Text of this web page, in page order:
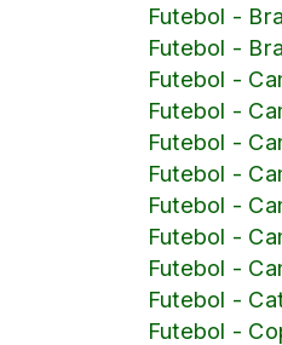
Futebol -
Futebol -
Futebol -
Futebol -
Futebol -
Futebol -
Futebol -
Futebol -
Futebol -
Futebol -
Futebol -